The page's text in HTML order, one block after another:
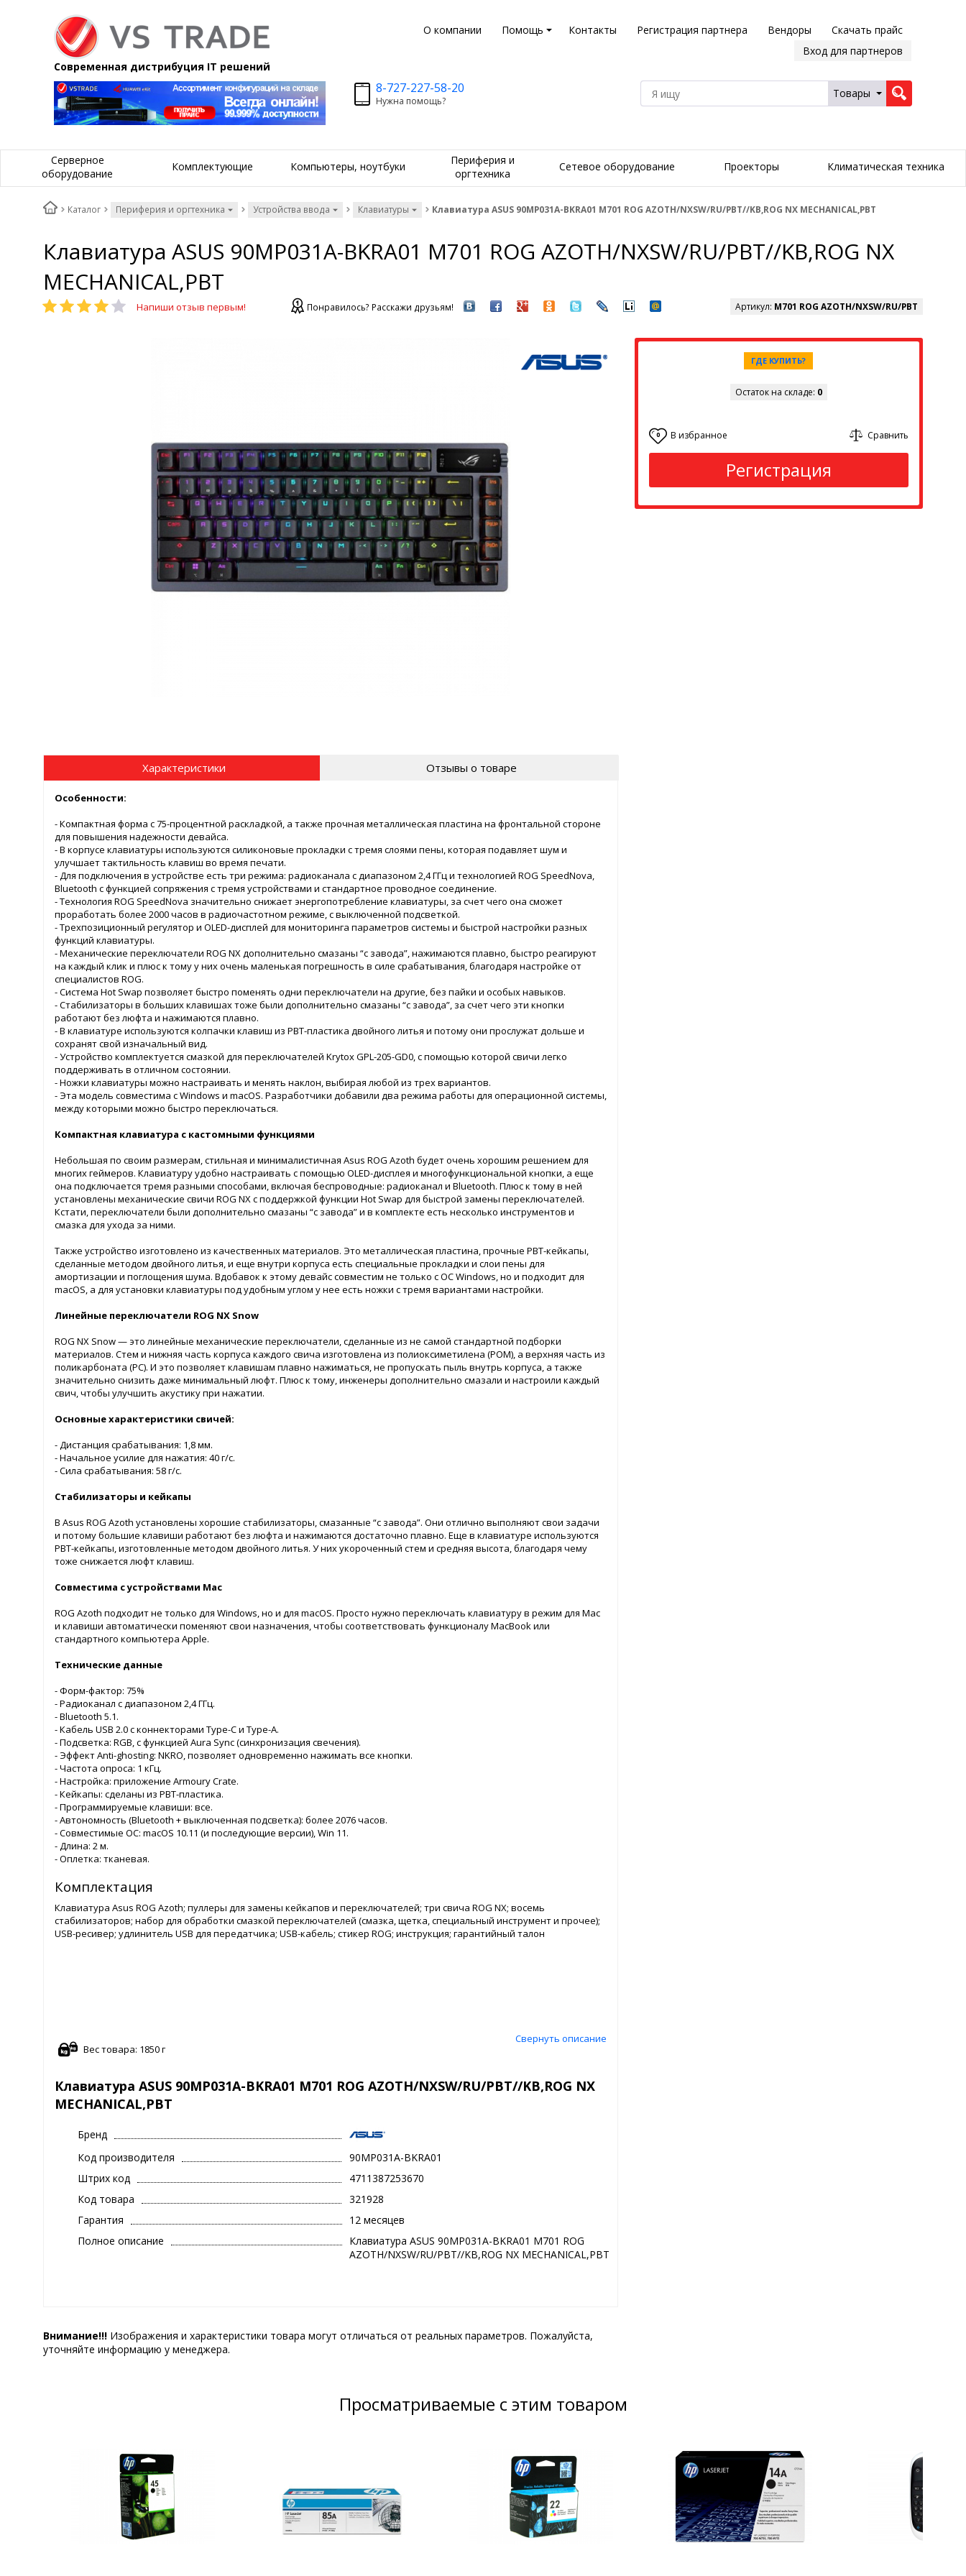
О компании Помощь Контакты Регистрация партнера Вендоры
Скачать прайс
Вход для партнеров
Современная дистрибуция IT решений
8-727-227-58-20
Нужна помощь?
Товары
Серверное
оборудование
Комплектующие Компьютеры, ноутбуки
Периферия и
оргтехника
Сетевое оборудование Проекторы Климатическая техника
Каталог Периферия и оргтехника Устройства ввода Клавиатуры Клавиатура ASUS 90MP031A-BKRA01 M701 ROG AZOTH/NXSW/RU/PBT//KB,ROG NX MECHANICAL,PBT
Клавиатура ASUS 90MP031A-BKRA01 M701 ROG AZOTH/NXSW/RU/PBT//KB,ROG NX
MECHANICAL,PBT
Напиши отзыв первым! Понравилось? Расскажи друзьям! Артикул: M701 ROG AZOTH/NXSW/RU/PBT
ГДЕ КУПИТЬ?
Остаток на складе: 0
0 В избранное Сравнить
Регистрация
Характеристики Отзывы о товаре
Особенности:
- Компактная форма с 75-процентной раскладкой, а также прочная металлическая пластина на фронтальной стороне
для повышения надежности девайса.
- В корпусе клавиатуры используются силиконовые прокладки с тремя слоями пены, которая подавляет шум и
улучшает тактильность клавиш во время печати.
- Для подключения в устройстве есть три режима: радиоканала с диапазоном 2,4 ГГц и технологией ROG SpeedNova,
Bluetooth с функцией сопряжения с тремя устройствами и стандартное проводное соединение.
- Технология ROG SpeedNova значительно снижает энергопотребление клавиатуры, за счет чего она сможет
проработать более 2000 часов в радиочастотном режиме, с выключенной подсветкой.
- Трехпозиционный регулятор и OLED-дисплей для мониторинга параметров системы и быстрой настройки разных
функций клавиатуры.
- Механические переключатели ROG NX дополнительно смазаны “с завода”, нажимаются плавно, быстро реагируют
на каждый клик и плюс к тому у них очень маленькая погрешность в силе срабатывания, благодаря настройке от
специалистов ROG.
- Система Hot Swap позволяет быстро поменять одни переключатели на другие, без пайки и особых навыков.
- Стабилизаторы в больших клавишах тоже были дополнительно смазаны “с завода”, за счет чего эти кнопки
работают без люфта и нажимаются плавно.
- В клавиатуре используются колпачки клавиш из PBT-пластика двойного литья и потому они прослужат дольше и
сохранят свой изначальный вид.
- Устройство комплектуется смазкой для переключателей Krytox GPL-205-GD0, с помощью которой свичи легко
поддерживать в отличном состоянии.
- Ножки клавиатуры можно настраивать и менять наклон, выбирая любой из трех вариантов.
- Эта модель совместима с Windows и macOS. Разработчики добавили два режима работы для операционной системы,
между которыми можно быстро переключаться.
Компактная клавиатура с кастомными функциями
Небольшая по своим размерам, стильная и минималистичная Asus ROG Azoth будет очень хорошим решением для
многих геймеров. Клавиатуру удобно настраивать с помощью OLED-дисплея и многофункциональной кнопки, а еще
она подключается тремя разными способами, включая беспроводные: радиоканал и Bluetooth. Плюс к тому в ней
установлены механические свичи ROG NX с поддержкой функции Hot Swap для быстрой замены переключателей.
Кстати, переключатели были дополнительно смазаны “с завода” и в комплекте есть несколько инструментов и
смазка для ухода за ними.
Также устройство изготовлено из качественных материалов. Это металлическая пластина, прочные PBT-кейкапы,
сделанные методом двойного литья, и еще внутри корпуса есть специальные прокладки и слои пены для
амортизации и поглощения шума. Вдобавок к этому девайс совместим не только с ОС Windows, но и подходит для
macOS, а для установки клавиатуры под удобным углом у нее есть ножки с тремя вариантами настройки.
Линейные переключатели ROG NX Snow
ROG NX Snow — это линейные механические переключатели, сделанные из не самой стандартной подборки
материалов. Стем и нижняя часть корпуса каждого свича изготовлена из полиоксиметилена (POM), а верхняя часть из
поликарбоната (PC). И это позволяет клавишам плавно нажиматься, не пропускать пыль внутрь корпуса, а также
значительно снизить даже минимальный люфт. Плюс к тому, инженеры дополнительно смазали и настроили каждый
свич, чтобы улучшить акустику при нажатии.
Основные характеристики свичей:
- Дистанция срабатывания: 1,8 мм.
- Начальное усилие для нажатия: 40 г/с.
- Сила срабатывания: 58 г/с.
Стабилизаторы и кейкапы
В Asus ROG Azoth установлены хорошие стабилизаторы, смазанные “с завода”. Они отлично выполняют свои задачи
и потому большие клавиши работают без люфта и нажимаются достаточно плавно. Еще в клавиатуре используются
PBT-кейкапы, изготовленные методом двойного литья. У них укороченный стем и средняя высота, благодаря чему
тоже снижается люфт клавиш.
Совместима с устройствами Mac
ROG Azoth подходит не только для Windows, но и для macOS. Просто нужно переключать клавиатуру в режим для Mac
и клавиши автоматически поменяют свои назначения, чтобы соответствовать функционалу MacBook или
стандартного компьютера Apple.
Технические данные
- Форм-фактор: 75%
- Радиоканал с диапазоном 2,4 ГГц.
- Bluetooth 5.1.
- Кабель USB 2.0 с коннекторами Type-C и Type-A.
- Подсветка: RGB, с функцией Aura Sync (синхронизация свечения).
- Эффект Anti-ghosting: NKRO, позволяет одновременно нажимать все кнопки.
- Частота опроса: 1 кГц.
- Настройка: приложение Armoury Crate.
- Кейкапы: сделаны из PBT-пластика.
- Программируемые клавиши: все.
- Автономность (Bluetooth + выключенная подсветка): более 2076 часов.
- Совместимые ОС: macOS 10.11 (и последующие версии), Win 11.
- Длина: 2 м.
- Оплетка: тканевая.
Комплектация
Клавиатура Asus ROG Azoth; пуллеры для замены кейкапов и переключателей; три свича ROG NX; восемь
стабилизаторов; набор для обработки смазкой переключателей (смазка, щетка, специальный инструмент и прочее);
USB-ресивер; удлинитель USB для передатчика; USB-кабель; стикер ROG; инструкция; гарантийный талон
Свернуть описание
Вес товара: 1850 г
Клавиатура ASUS 90MP031A-BKRA01 M701 ROG AZOTH/NXSW/RU/PBT//KB,ROG NX
MECHANICAL,PBT
Бренд
Код производителя
90MP031A-BKRA01
Штрих код
4711387253670
Код товара
321928
Гарантия
12 месяцев
Полное описание
Клавиатура ASUS 90MP031A-BKRA01 M701 ROG
AZOTH/NXSW/RU/PBT//KB,ROG NX MECHANICAL,PBT
Внимание!!! Изображения и характеристики товара могут отличаться от реальных параметров. Пожалуйста,
уточняйте информацию у менеджера.
Просматриваемые с этим товаром